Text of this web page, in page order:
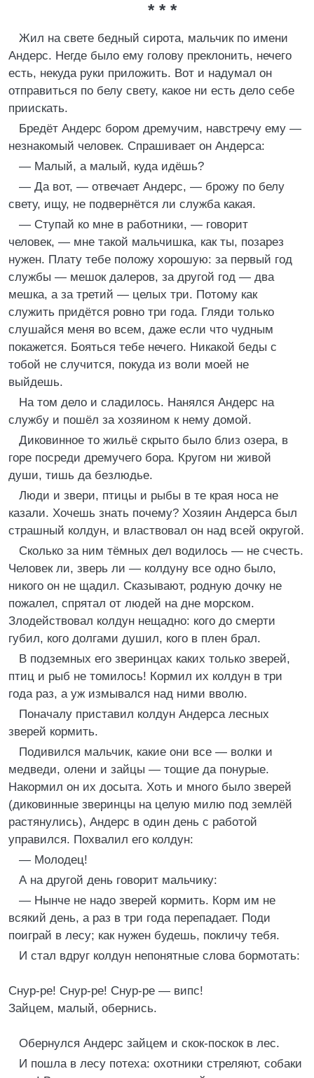
* * *
Жил на свете бедный сирота, мальчик по имени
Андерс. Негде было ему голову преклонить, нечего
есть, некуда руки приложить. Вот и надумал он
отправиться по белу свету, какое ни есть дело себе
приискать.
Бредёт Андерс бором дремучим, навстречу ему —
незнакомый человек. Спрашивает он Андерса:
— Малый, а малый, куда идёшь?
— Да вот, — отвечает Андерс, — брожу по белу
свету, ищу, не подвернётся ли служба какая.
— Ступай ко мне в работники, — говорит
человек, — мне такой мальчишка, как ты, позарез
нужен. Плату тебе положу хорошую: за первый год
службы — мешок далеров, за другой год — два
мешка, а за третий — целых три. Потому как
служить придётся ровно три года. Гляди только
слушайся меня во всем, даже если что чудным
покажется. Бояться тебе нечего. Никакой беды с
тобой не случится, покуда из воли моей не
выйдешь.
На том дело и сладилось. Нанялся Андерс на
службу и пошёл за хозяином к нему домой.
Диковинное то жильё скрыто было близ озера, в
горе посреди дремучего бора. Кругом ни живой
души, тишь да безлюдье.
Люди и звери, птицы и рыбы в те края носа не
казали. Хочешь знать почему? Хозяин Андерса был
страшный колдун, и властвовал он над всей округой.
Сколько за ним тёмных дел водилось — не счесть.
Человек ли, зверь ли — колдуну все одно было,
никого он не щадил. Сказывают, родную дочку не
пожалел, спрятал от людей на дне морском.
Злодействовал колдун нещадно: кого до смерти
губил, кого долгами душил, кого в плен брал.
В подземных его зверинцах каких только зверей,
птиц и рыб не томилось! Кормил их колдун в три
года раз, а уж измывался над ними вволю.
Поначалу приставил колдун Андерса лесных
зверей кормить.
Подивился мальчик, какие они все — волки и
медведи, олени и зайцы — тощие да понурые.
Накормил он их досыта. Хоть и много было зверей
(диковинные зверинцы на целую милю под землёй
растянулись), Андерс в один день с работой
управился. Похвалил его колдун:
— Молодец!
А на другой день говорит мальчику:
— Нынче не надо зверей кормить. Корм им не
всякий день, а раз в три года перепадает. Поди
поиграй в лесу; как нужен будешь, покличу тебя.
И стал вдруг колдун непонятные слова бормотать:
Снур-ре! Снур-ре! Снур-ре — випс!
Зайцем, малый, обернись.
Обернулся Андерс зайцем и скок-поскок в лес.
И пошла в лесу потеха: охотники стреляют, собаки